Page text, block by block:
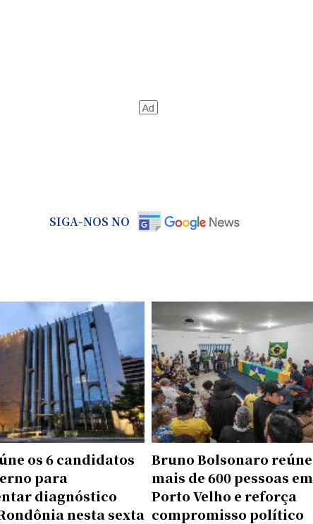
SIGA-NOS NO
os 6 candidatos
para
diagnóstico
nesta sexta
Bruno Bolsonaro reúne
mais de 600 pessoas em
Porto Velho e reforça
compromisso político